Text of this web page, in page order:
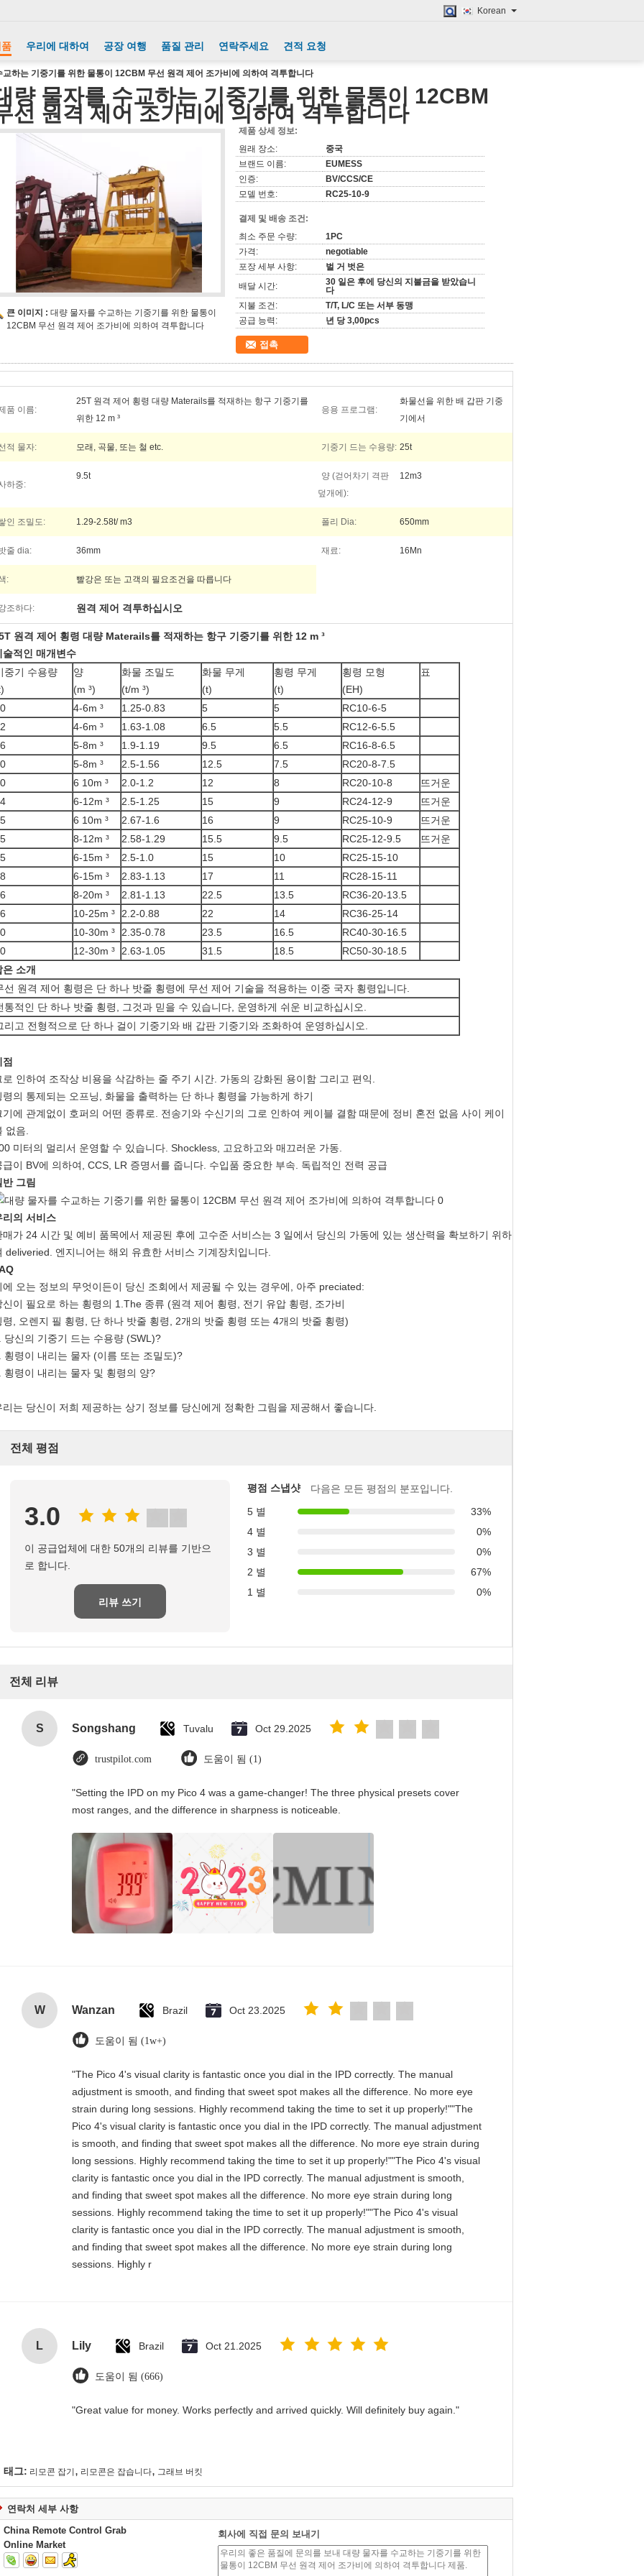
Korean
우리에 대하여 공장 여행 품질 관리 연락주세요 견적 요청
교하는 기중기를 위한 물통이 12CBM 무선 원격 제어 조가비에 의하여 격투합니다
량 물자를 수교하는 기중기를 위한 물통이 12CBM
선 원격 제어 조가비에 의하여 격투합니다
큰 이미지 : 대량 물자를 수교하는 기중기를 위한 물통이
12CBM 무선 원격 제어 조가비에 의하여 격투합니다
제품 상세 정보:
원래 장소:
중국
브랜드 이름:
EUMESS
인증:
BV/CCS/CE
모델 번호:
RC25-10-9
결제 및 배송 조건:
최소 주문 수량:
1PC
가격:
negotiable
포장 세부 사항:
벌 거 벗은
배달 시간:
30 일은 후에 당신의 지불금을 받았습니
다
지불 조건:
T/T, L/C 또는 서부 동맹
공급 능력:
년 당 3,00pcs
접촉
품 이름:
25T 원격 제어 횡령 대량 Materails를 적재하는 항구 기중기를
위한 12 m ³
응용 프로그램:
화물선을 위한 배 갑판 기중
기에서
적 물자: 모래, 곡물, 또는 철 etc. 기중기 드는 수용량: 25t
하중:
9.5t
양 (걷어차기 격판
덮개에):
12m3
인 조밀도: 1.29-2.58t/ m3 폴리 Dia: 650mm
줄 dia: 36mm 재료: 16Mn
: 빨강은 또는 고객의 필요조건을 따릅니다
조하다: 원격 제어 격투하십시오
원격 제어 횡령 대량 Materails를 적재하는 항구 기중기를 위한 12 m ³
술적인 매개변수
중기 수용량
양
(m ³)
화물 조밀도
(t/m ³)
화물 무게
(t)
횡령 무게
(t)
횡령 모형
(EH)
표
4-6m ³ 1.25-0.83 5 5
RC10-6-5
4-6m ³ 1.63-1.08 6.5 5.5
RC12-6-5.5
5-8m ³ 1.9-1.19 9.5 6.5
RC16-8-6.5
5-8m ³ 2.5-1.56 12.5 7.5
RC20-8-7.5
6 10m ³ 2.0-1.2 12 8 RC20-10-8
뜨거운
6-12m ³ 2.5-1.25 15 9 RC24-12-9
뜨거운
6 10m ³ 2.67-1.6 16 9 RC25-10-9
뜨거운
8-12m ³ 2.58-1.29 15.5 9.5 RC25-12-9.5
뜨거운
6-15m ³ 2.5-1.0 15 10
RC25-15-10
6-15m ³ 2.83-1.13 17 11
RC28-15-11
8-20m ³ 2.81-1.13 22.5 13.5
RC36-20-13.5
10-25m ³ 2.2-0.88 22 14
RC36-25-14
10-30m ³ 2.35-0.78 23.5 16.5
RC40-30-16.5
12-30m ³ 2.63-1.05 31.5 18.5
RC50-30-18.5
은 소개
선 원격 제어 횡령은 단 하나 밧줄 횡령에 무선 제어 기술을 적용하는 이중 국자 횡령입니다.
통적인 단 하나 밧줄 횡령, 그것과 믿을 수 있습니다, 운영하게 쉬운 비교하십시오.
리고 전형적으로 단 하나 걸이 기중기와 배 갑판 기중기와 조화하여 운영하십시오.
로 인하여 조작상 비용을 삭감하는 줄 주기 시간. 가동의 강화된 용이함 그리고 편익.
령의 통제되는 오프닝, 화물을 출력하는 단 하나 횡령을 가능하게 하기
기에 관계없이 호퍼의 어떤 종류로. 전송기와 수신기의 그로 인하여 케이블 결함 때문에 정비 혼전 없음 사이 케이
없음.
미터의 멀리서 운영할 수 있습니다. Shockless, 고요하고와 매끄러운 가동.
급이 BV에 의하여, CCS, LR 증명서를 줍니다. 수입품 중요한 부속. 독립적인 전력 공급
반 그림
리의 서비스
매가 24 시간 및 예비 품목에서 제공된 후에 고수준 서비스는 3 일에서 당신의 가동에 있는 생산력을 확보하기 위하
deliveried. 엔지니어는 해외 유효한 서비스 기계장치입니다.
에 오는 정보의 무엇이든이 당신 조회에서 제공될 수 있는 경우에, 아주 preciated:
신이 필요로 하는 횡령의 1.The 종류 (원격 제어 횡령, 전기 유압 횡령, 조가비
령, 오렌지 필 횡령, 단 하나 밧줄 횡령, 2개의 밧줄 횡령 또는 4개의 밧줄 횡령)
당신의 기중기 드는 수용량 (SWL)?
횡령이 내리는 물자 (이름 또는 조밀도)?
횡령이 내리는 물자 및 횡령의 양?
리는 당신이 저희 제공하는 상기 정보를 당신에게 정확한 그림을 제공해서 좋습니다.
전체 평점
3.0
이 공급업체에 대한 50개의 리뷰를 기반으
로 합니다.
리뷰 쓰기
평점 스냅샷
다음은 모든 평점의 분포입니다.
5 별
33%
4 별
0%
3 별
0%
2 별
67%
1 별
0%
전체 리뷰
S Songshang Tuvalu Oct 29.2025
trustpilot.com 도움이 됨 (1)
"Setting the IPD on my Pico 4 was a game-changer! The three physical presets cover
most ranges, and the difference in sharpness is noticeable.
W Wanzan Brazil Oct 23.2025
도움이 됨 (1w+)
"The Pico 4's visual clarity is fantastic once you dial in the IPD correctly. The manual
adjustment is smooth, and finding that sweet spot makes all the difference. No more eye
strain during long sessions. Highly recommend taking the time to set it up properly!""The
Pico 4's visual clarity is fantastic once you dial in the IPD correctly. The manual adjustment
is smooth, and finding that sweet spot makes all the difference. No more eye strain during
long sessions. Highly recommend taking the time to set it up properly!""The Pico 4's visual
clarity is fantastic once you dial in the IPD correctly. The manual adjustment is smooth,
and finding that sweet spot makes all the difference. No more eye strain during long
sessions. Highly recommend taking the time to set it up properly!""The Pico 4's visual
clarity is fantastic once you dial in the IPD correctly. The manual adjustment is smooth,
and finding that sweet spot makes all the difference. No more eye strain during long
sessions. Highly r
L Lily Brazil Oct 21.2025
도움이 됨 (666)
"Great value for money. Works perfectly and arrived quickly. Will definitely buy again."
태그: 리모콘 잡기 , 리모콘은 잡습니다, 그래브 버킷
연락처 세부 사항
China Remote Control Grab
Online Market
회사에 직접 문의 보내기